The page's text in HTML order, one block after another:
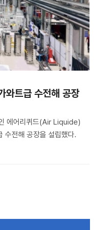
와트급 수전해 공장
에어리퀴드(Air Liquide)
수전해 공장을 설립했다.